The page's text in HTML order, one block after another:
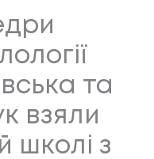
та
взяли
школі з